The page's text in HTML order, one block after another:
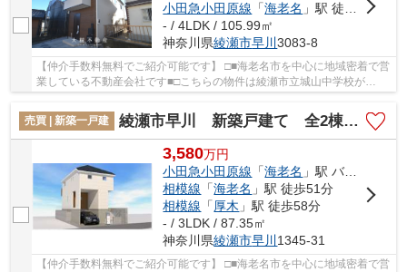
小田急小田原線 「海老名 」駅 徒歩27分
- / 4LDK / 105.99㎡
神奈川県綾瀬市早川3083-8
【仲介手数料無料でご紹介可能です】 □■海老名市を中心に地域密着で営
業している不動産会社です■□こちらの物件は綾瀬市立城山中学校が
売買 | 新築一戸建
綾瀬市早川 新築戸建て 全2棟【仲介手数料無料】
3,580万円
小田急小田原線 「海老名 」駅 バス23分 「武者寄橋」 停歩3分
相模線 「海老名 」駅 徒歩51分
相模線 「厚木 」駅 徒歩58分
- / 3LDK / 87.35㎡
神奈川県綾瀬市早川 1345-31
【仲介手数料無料でご紹介可能です】 □■海老名市を中心に地域密着で営